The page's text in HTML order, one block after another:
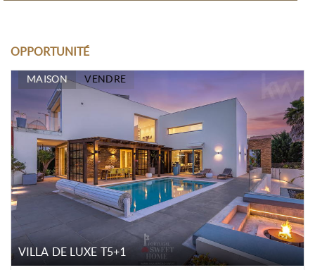
OPPORTUNITÉ
MAISON VENDRE
VILLA DE LUXE T5+1